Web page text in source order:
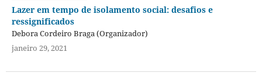
Lazer em tempo de isolamento social: desafios e
ressignificados
Debora Cordeiro Braga (Organizador)
janeiro 29, 2021